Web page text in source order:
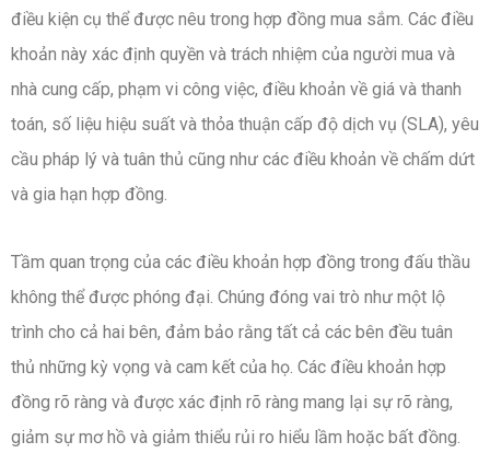
điều kiện cụ thể được nêu trong hợp đồng mua sắm. Các điều
khoản này xác định quyền và trách nhiệm của người mua và
nhà cung cấp, phạm vi công việc, điều khoản về giá và thanh
toán, số liệu hiệu suất và thỏa thuận cấp độ dịch vụ (SLA), yêu
cầu pháp lý và tuân thủ cũng như các điều khoản về chấm dứt
và gia hạn hợp đồng.
Tầm quan trọng của các điều khoản hợp đồng trong đấu thầu
không thể được phóng đại. Chúng đóng vai trò như một lộ
trình cho cả hai bên, đảm bảo rằng tất cả các bên đều tuân
thủ những kỳ vọng và cam kết của họ. Các điều khoản hợp
đồng rõ ràng và được xác định rõ ràng mang lại sự rõ ràng,
giảm sự mơ hồ và giảm thiểu rủi ro hiểu lầm hoặc bất đồng.